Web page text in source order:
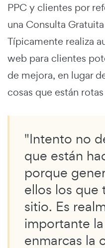
PPC y clientes por
una Consulta
Típicamente realiza
web para clientes
de mejora, en lugar
cosas que están
"Intento no
que están
porque
ellos los que
sitio. Es
importante
enmarcas la